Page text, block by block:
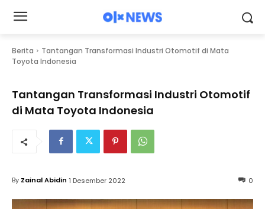
Berita
Tantangan Transformasi Industri Otomotif di Mata
Toyota Indonesia
Tantangan Transformasi Industri Otomotif
di Mata Toyota Indonesia
0
By Zainal Abidin 1 Desember 2022